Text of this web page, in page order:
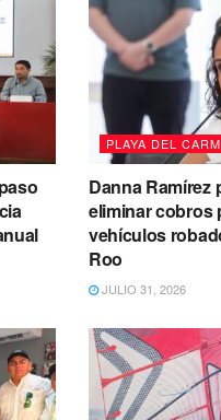
PLAYA DEL
Danna Ramírez
eliminar cobros
vehículos
Roo
JULIO 31, 2026